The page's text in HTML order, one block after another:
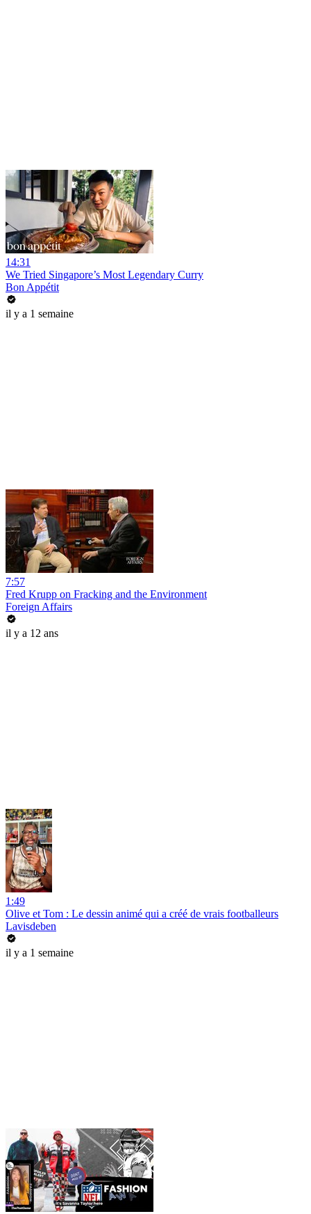
14:31
We Tried Singapore’s Most Legendary Curry
Bon Appétit
il y a 1 semaine
7:57
Fred Krupp on Fracking and the Environment
Foreign Affairs
il y a 12 ans
1:49
Olive et Tom : Le dessin animé qui a créé de vrais footballeurs
Lavisdeben
il y a 1 semaine